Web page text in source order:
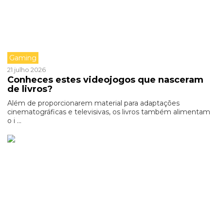
Gaming
21 julho 2026
Conheces estes videojogos que nasceram
de livros?
Além de proporcionarem material para adaptações
cinematográficas e televisivas, os livros também alimentam
o i ...